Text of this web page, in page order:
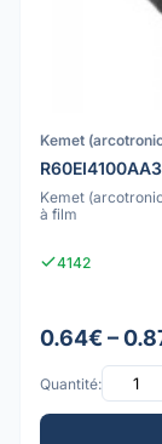
Kemet
Kemet
à film
4142
0.64€ –
Quantité: